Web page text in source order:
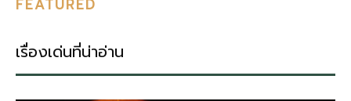
FEATURED
เรื่องเด่นที่น่าอ่าน